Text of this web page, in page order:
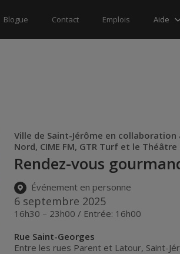
Blogue Contact Emplois Aide
Ville de Saint-Jérôme en
Nord, CIME FM, GTR Turf et le
Rendez-vous
Événement en personne
6 septembre 2025
16h30 – 23h00 / Entrée: 16h00
Rue Saint-Georges
Entre les rues Parent et Latour, Saint-